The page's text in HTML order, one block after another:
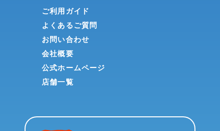
ご利用ガイド
よくあるご質問
お問い合わせ
会社概要
公式ホームページ
店舗一覧